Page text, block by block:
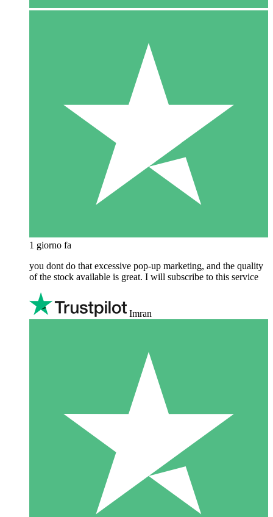
1 giorno fa
you dont do that excessive pop-up marketing, and the quality
of the stock available is great. I will subscribe to this service
Imran